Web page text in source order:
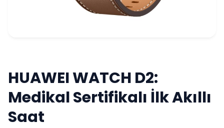
HUAWEI WATCH D2:
Medikal Sertifikalı İlk Akıllı
Saat